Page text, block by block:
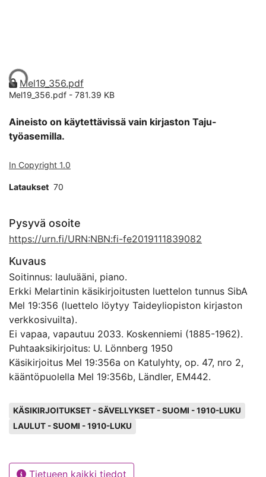
Mel19_356.pdf
Mel19_356.pdf - 781.39 KB
Aineisto on käytettävissä vain kirjaston Taju-
työasemilla.
In Copyright 1.0
Lataukset 70
Pysyvä osoite
https://urn.fi/URN:NBN:fi-fe2019111839082
Kuvaus
Soitinnus: lauluääni, piano.
Erkki Melartinin käsikirjoitusten luettelon tunnus SibA
Mel 19:356 (luettelo löytyy Taideyliopiston kirjaston
verkkosivuilta).
Ei vapaa, vapautuu 2033. Koskenniemi (1885-1962).
Puhtaaksikirjoitus: U. Lönnberg 1950
Käsikirjoitus Mel 19:356a on Katulyhty, op. 47, nro 2,
kääntöpuolella Mel 19:356b, Ländler, EM442.
Avainsanat
KÄSIKIRJOITUKSET - SÄVELLYKSET - SUOMI - 1910-LUKU
LAULUT - SUOMI - 1910-LUKU
Tietueen kaikki tiedot